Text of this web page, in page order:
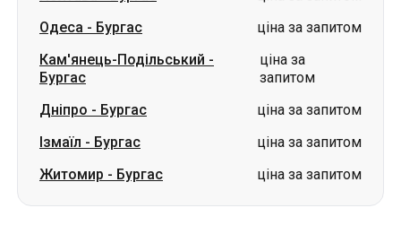
Одеса - Бургас
ціна за запитом
Кам'янець-Подільський -
Бургас
ціна за
запитом
Дніпро - Бургас
ціна за запитом
Ізмаїл - Бургас
ціна за запитом
Житомир - Бургас ціна за запитом